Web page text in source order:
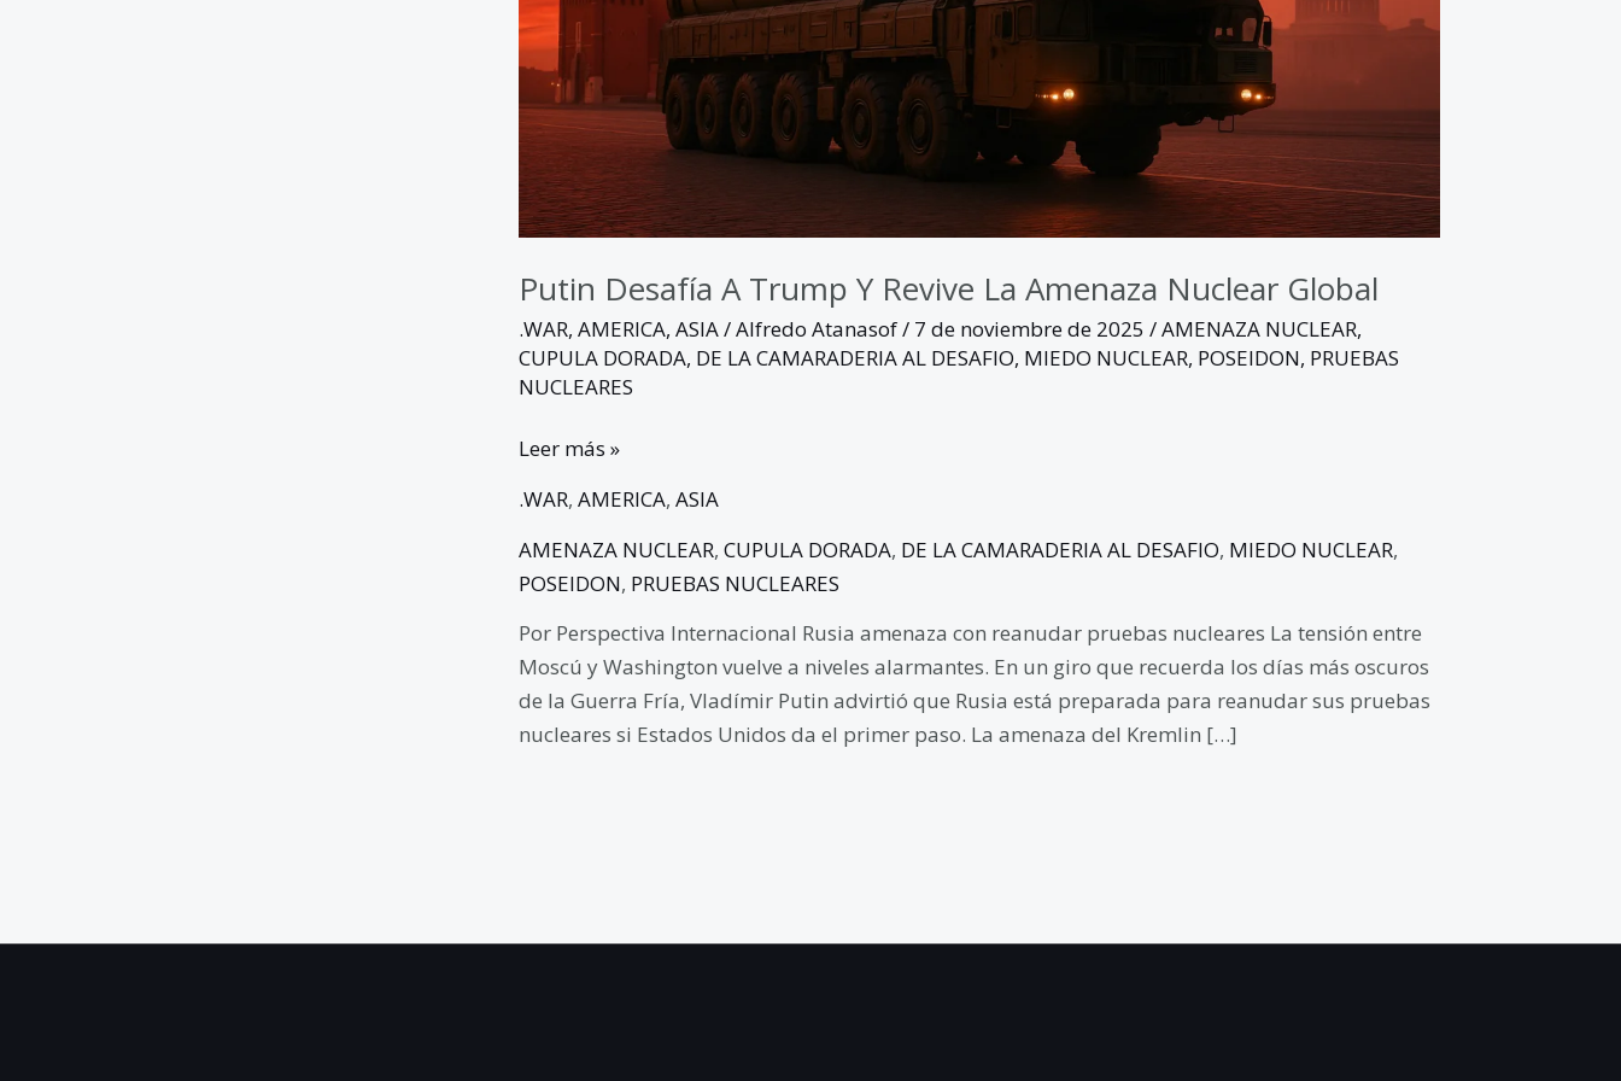
Putin Desafía A Trump Y Revive La Amenaza Nuclear Global
.WAR, AMERICA, ASIA/Alfredo Atanasof/ 7 de noviembre de 2025 /AMENAZA NUCLEAR,
CUPULA DORADA, DE LA CAMARADERIA AL DESAFIO, MIEDO NUCLEAR, POSEIDON, PRUEBAS
NUCLEARES
Leer más »
.WAR, AMERICA, ASIA
AMENAZA NUCLEAR, CUPULA DORADA, DE LA CAMARADERIA AL DESAFIO, MIEDO NUCLEAR,
POSEIDON, PRUEBAS NUCLEARES
Por Perspectiva Internacional Rusia amenaza con reanudar pruebas nucleares La tensión entre
Moscú y Washington vuelve a niveles alarmantes. En un giro que recuerda los días más oscuros
de la Guerra Fría, Vladímir Putin advirtió que Rusia está preparada para reanudar sus pruebas
nucleares si Estados Unidos da el primer paso. La amenaza del Kremlin […]